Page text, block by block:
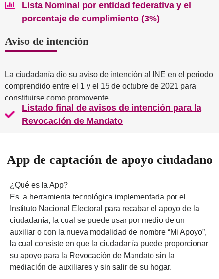
Lista Nominal por entidad federativa y el
porcentaje de cumplimiento (3%)
Aviso de intención
La ciudadanía dio su aviso de intención al INE en el periodo
comprendido entre el 1 y el 15 de octubre de 2021 para
constituirse como promovente.
Listado final de avisos de intención para la
Revocación de Mandato
App de captación de apoyo ciudadano
¿Qué es la App?
Es la herramienta tecnológica implementada por el
Instituto Nacional Electoral para recabar el apoyo de la
ciudadanía, la cual se puede usar por medio de un
auxiliar o con la nueva modalidad de nombre “Mi Apoyo”,
la cual consiste en que la ciudadanía puede proporcionar
su apoyo para la Revocación de Mandato sin la
mediación de auxiliares y sin salir de su hogar.